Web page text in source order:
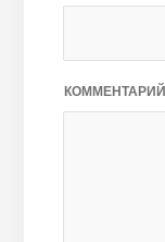
КОММЕНТАРИЙ